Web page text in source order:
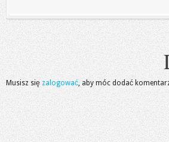
Musisz się zalogować, aby móc dodać